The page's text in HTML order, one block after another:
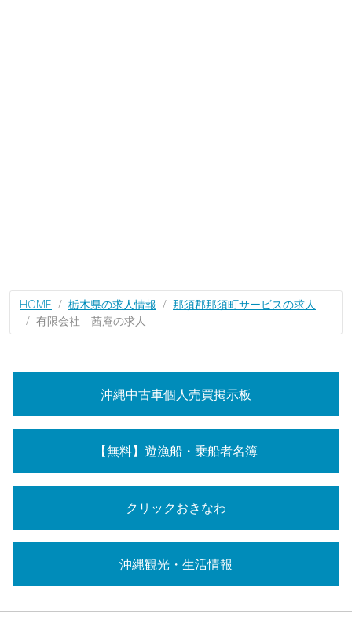
HOME 栃木県の求人情報
那須郡那須町サービスの求人
有限会社 茜庵の求人
沖縄中古車個人売買掲示板
【無料】遊漁船・乗船者名簿
クリックおきなわ
沖縄観光・生活情報